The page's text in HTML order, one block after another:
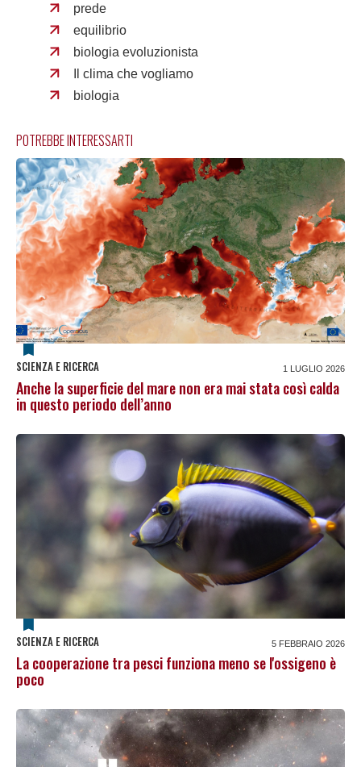
prede
equilibrio
biologia evoluzionista
Il clima che vogliamo
biologia
POTREBBE INTERESSARTI
SCIENZA E RICERCA 1 LUGLIO 2026
Anche la superficie del mare non era mai stata così calda
in questo periodo dell’anno
SCIENZA E RICERCA 5 FEBBRAIO 2026
La cooperazione tra pesci funziona meno se l'ossigeno è
poco